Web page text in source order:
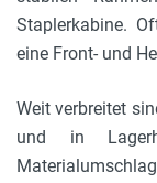
Staplerkabine.
eine Front- und
Weit verbreitet
und in